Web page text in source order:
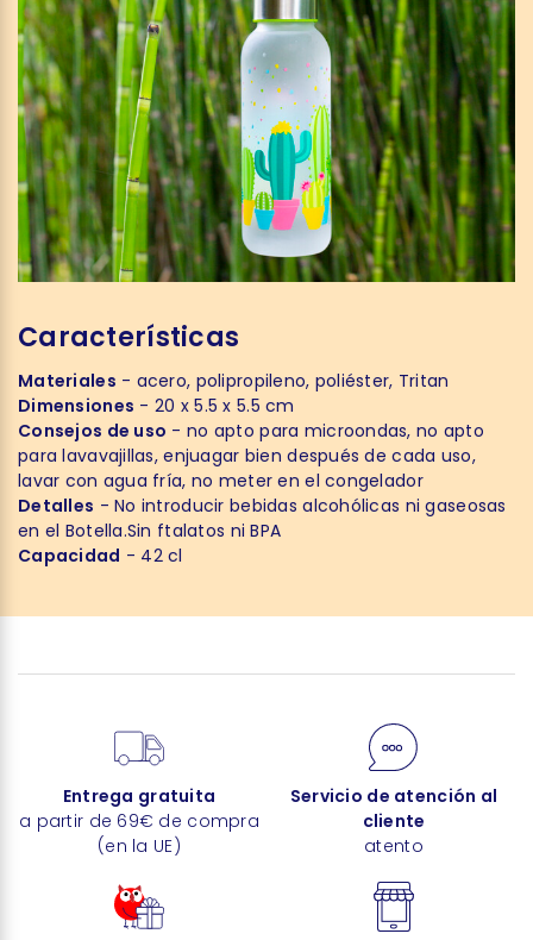
Características
Materiales - acero, polipropileno, poliéster, Tritan
Dimensiones - 20 x 5.5 x 5.5 cm
Consejos de uso - no apto para microondas, no apto
para lavavajillas, enjuagar bien después de cada uso,
lavar con agua fría, no meter en el congelador
Detalles - No introducir bebidas alcohólicas ni gaseosas
en el Botella.Sin ftalatos ni BPA
Capacidad - 42 cl
Entrega gratuita
a partir de 69€ de compra
(en la UE)
Servicio de atención al
cliente
atento